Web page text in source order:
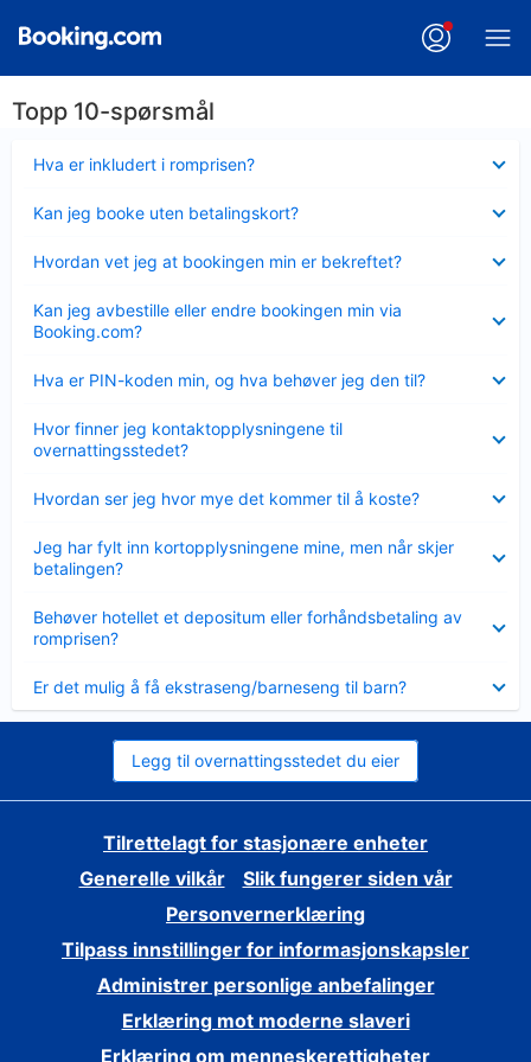
Topp 10-spørsmål
Hva er inkludert i romprisen?
mindre
Kan jeg booke uten betalingskort?
mindre
Hvordan vet jeg at bookingen min er bekreftet?
mindre
Kan jeg avbestille eller endre bookingen min via
Booking.com?
mindre
Hva er PIN-koden min, og hva behøver jeg den til?
mindre
Hvor finner jeg kontaktopplysningene til
overnattingsstedet?
mindre
Hvordan ser jeg hvor mye det kommer til å koste?
mindre
Jeg har fylt inn kortopplysningene mine, men når skjer
betalingen?
mindre
Behøver hotellet et depositum eller forhåndsbetaling av
romprisen?
mindre
Er det mulig å få ekstraseng/barneseng til barn?
mindre
Legg til overnattingsstedet du eier
Tilrettelagt for stasjonære enheter
Generelle vilkår
Slik fungerer siden vår
Personvernerklæring
Tilpass innstillinger for informasjonskapsler
Administrer personlige anbefalinger
Erklæring mot moderne slaveri
Erklæring om menneskerettigheter